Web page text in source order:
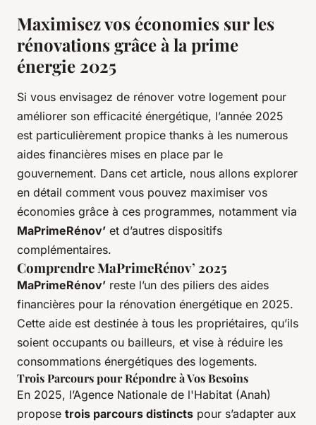
Maximisez vos économies sur les
rénovations grâce à la prime
énergie 2025
Si vous envisagez de rénover votre logement pour
améliorer son efficacité énergétique, l’année 2025
est particulièrement propice thanks à les numerous
aides financières mises en place par le
gouvernement. Dans cet article, nous allons explorer
en détail comment vous pouvez maximiser vos
économies grâce à ces programmes, notamment via
MaPrimeRénov’ et d’autres dispositifs
complémentaires.
Comprendre MaPrimeRénov’ 2025
MaPrimeRénov’ reste l’un des piliers des aides
financières pour la rénovation énergétique en 2025.
Cette aide est destinée à tous les propriétaires, qu’ils
soient occupants ou bailleurs, et vise à réduire les
consommations énergétiques des logements.
Trois Parcours pour Répondre à Vos Besoins
En 2025, l’Agence Nationale de l'Habitat (Anah)
propose trois parcours distincts pour s’adapter aux